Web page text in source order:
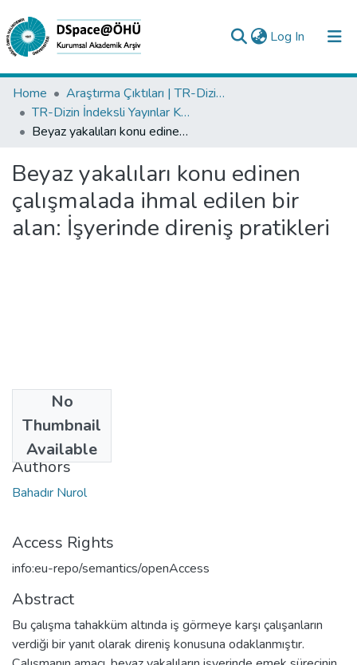
Log In (current)
Collections
All of DSpace
Analyze
Request/Question
Home
Araştırma Çıktıları | TR-Dizin | WoS | Scopus | PubMed
TR-Dizin İndeksli Yayınlar Koleksiyonu
Beyaz yakalıları konu edinen çalışmalada ihmal edilen bir alan: İşyerinde direniş pratikleri
Beyaz yakalıları konu edinen
çalışmalada ihmal edilen bir
alan: İşyerinde direniş pratikleri
No
Thumbnail
Available
2015
Authors
Bahadır Nurol
Access Rights
info:eu-repo/semantics/openAccess
Abstract
Bu çalışma tahakküm altında iş görmeye karşı çalışanların
verdiği bir yanıt olarak direniş konusuna odaklanmıştır.